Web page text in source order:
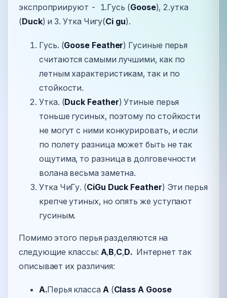
экспроприируют - 1.Гусь (Goose), 2.утка
(Duck) и 3. Утка Чигу(Ci gu).
Гусь. (Goose Feather) Гусиные перья
считаются самыми лучшими, как по
летным характеристикам, так и по
стойкости.
Утка. (Duck Feather) Утиные перья
тоньше гусиных, поэтому по стойкости
не могут с ними конкурировать, и если
по полету разница может быть не так
ощутима, то разница в долговечности
волана весьма заметна.
Утка ЧиГу. (CiGu Duck Feather) Эти перья
крепче утиных, но опять же уступают
гусиным.
Помимо этого перья разделяются на
следующие классы: A,B,C,D. Интернет так
описывает их различия:
А.Перья класса А (Class A Goose